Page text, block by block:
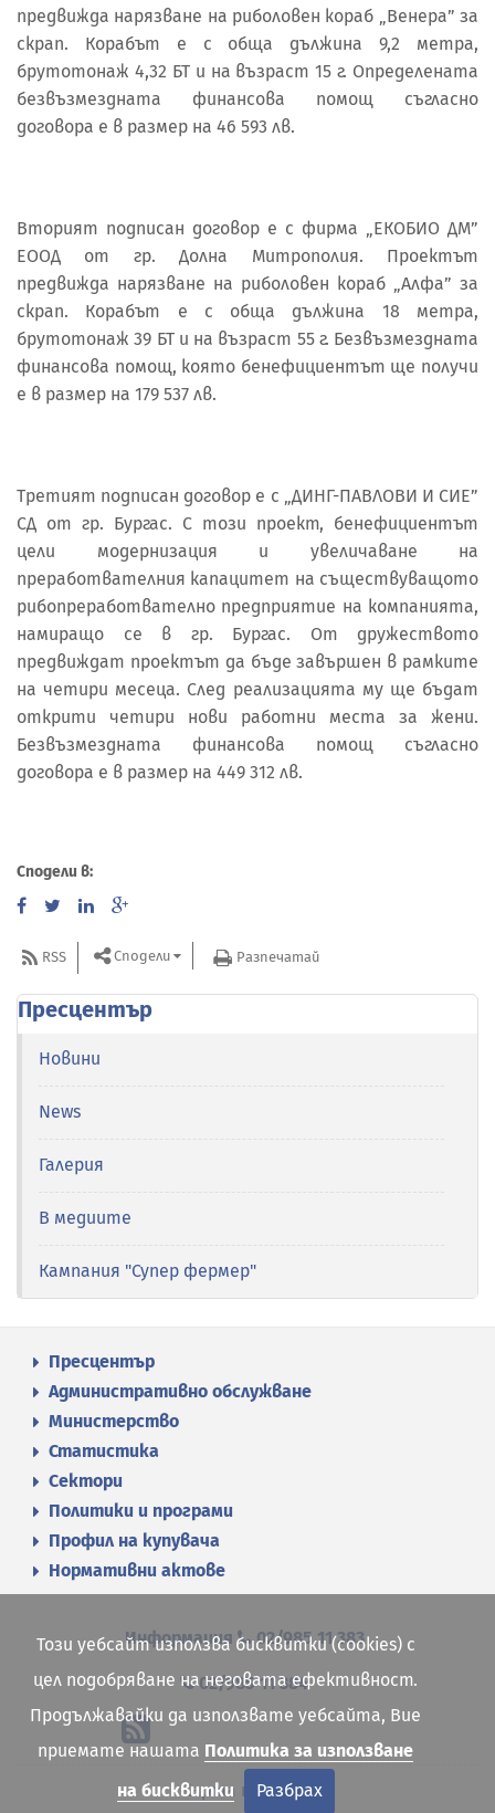
предвижда нарязване на риболовен кораб „Венера” за
скрап. Корабът е с обща дължина 9,2 метра,
брутотонаж 4,32 БТ и на възраст 15 г. Определената
безвъзмездната финансова помощ съгласно
договора е в размер на 46 593 лв.
Вторият подписан договор е с фирма „ЕКОБИО ДМ”
ЕООД от гр. Долна Митрополия. Проектът
предвижда нарязване на риболовен кораб „Алфа” за
скрап. Корабът е с обща дължина 18 метра,
брутотонаж 39 БТ и на възраст 55 г. Безвъзмездната
финансова помощ, която бенефициентът ще получи
е в размер на 179 537 лв.
Третият подписан договор е с „ДИНГ-ПАВЛОВИ И СИЕ”
СД от гр. Бургас. С този проект, бенефициентът
цели модернизация и увеличаване на
преработвателния капацитет на съществуващото
рибопреработвателно предприятие на компанията,
намиращо се в гр. Бургас. От дружеството
предвиждат проектът да бъде завършен в рамките
на четири месеца. След реализацията му ще бъдат
открити четири нови работни места за жени.
Безвъзмездната финансова помощ съгласно
договора е в размер на 449 312 лв.
Сподели в:
RSS Сподели Разпечатай
Пресцентър
Новини
News
Галерия
В медиите
Кампания "Супер фермер"
Пресцентър
Административно обслужване
Министерство
Статистика
Сектори
Политики и програми
Профил на купувача
Нормативни актове
Информация 02/985 11 383
02/985 11 384
Карта на сайта
Този уебсайт използва бисквитки (cookies) с
цел подобряване на неговата ефективност.
Продължавайки да използвате уебсайта, Вие
приемате нашата Политика за използване
на бисквитки
Разбрах